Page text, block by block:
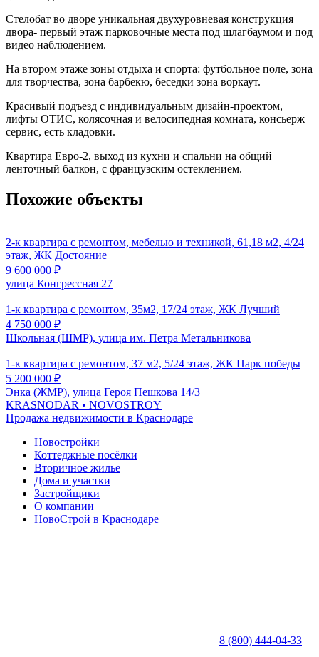
Стелобат во дворе уникальная двухуровневая конструкция
двора- первый этаж парковочные места под шлагбаумом и под
видео наблюдением.
На втором этаже зоны отдыха и спорта: футбольное поле, зона
для творчества, зона барбекю, беседки зона воркаут.
Красивый подъезд с индивидуальным дизайн-проектом,
лифты ОТИС, колясочная и велосипедная комната, консьерж
сервис, есть кладовки.
Квартира Евро-2, выход из кухни и спальни на общий
ленточный балкон, с французским остеклением.
Похожие объекты
2-к квартира с ремонтом, мебелью и техникой, 61,18 м2, 4/24
этаж, ЖК Достояние
9 600 000 ₽
улица Конгрессная 27
1-к квартира с ремонтом, 35м2, 17/24 этаж, ЖК Лучший
4 750 000 ₽
Школьная (ШМР), улица им. Петра Метальникова
1-к квартира с ремонтом, 37 м2, 5/24 этаж, ЖК Парк победы
5 200 000 ₽
Энка (ЖМР), улица Героя Пешкова 14/3
KRASNODAR • NOVOSTROY
Продажа недвижимости в Краснодаре
Новостройки
Коттеджные посёлки
Вторичное жилье
Дома и участки
Застройщики
О компании
НовоСтрой в Краснодаре
8 (800) 444-04-33